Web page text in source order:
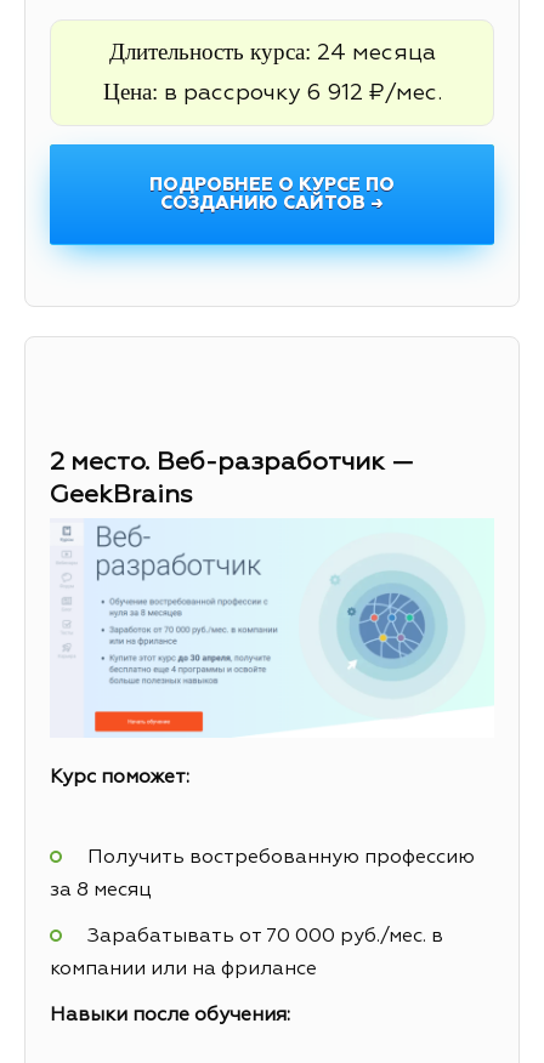
Длительность курса: 24 месяца
Цена: в рассрочку 6 912 ₽/мес.
ПОДРОБНЕЕ О КУРСЕ ПО
СОЗДАНИЮ САЙТОВ →
2 место. Веб-разработчик —
GeekBrains
Курс поможет:
Получить востребованную профессию
за 8 месяц
Зарабатывать от 70 000 руб./мес. в
компании или на фрилансе
Навыки после обучения: